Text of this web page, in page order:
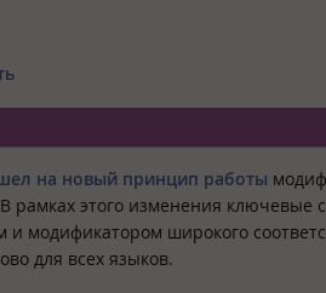
на новый принцип работы
рамках этого изменения ключевые
и модификатором широкого
для всех языков.